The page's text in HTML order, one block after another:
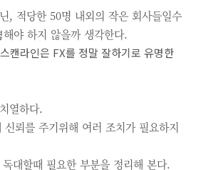
, 적당한 50명 내외의 작은 회사들일수
야 하지 않을까 생각한다.
캔라인은 FX를 정말 잘하기로 유명한
열하다.
신뢰를 주기위해 여러 조치가 필요하지
대할때 필요한 부분을 정리해 본다.